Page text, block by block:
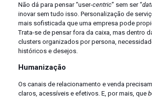
Não dá para pensar “user-centric” sem ser “
inovar sem tudo isso. Personalização de
mais sofisticada que uma empresa pode
Trata-se de pensar fora da caixa, mas dentro
clusters organizados por persona,
históricos e desejos.
Humanização
Os canais de relacionamento e venda
claros, acessíveis e efetivos. E, por mais, que